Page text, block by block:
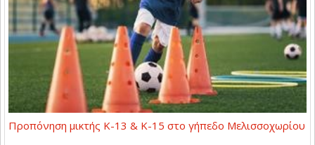
Προπόνηση μικτής Κ-13 & Κ-15 στο γήπεδο Μελισσοχωρίου